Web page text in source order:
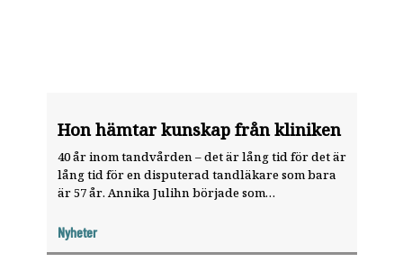
Hon hämtar kunskap från kliniken
40 år inom tandvården – det är lång tid för det är
lång tid för en disputerad tandläkare som bara
är 57 år. Annika Julihn började som
pedodonti vid Eastman­institutet i Stockholm och
Nyheter